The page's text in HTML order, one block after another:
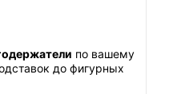
по вашему
до фигурных